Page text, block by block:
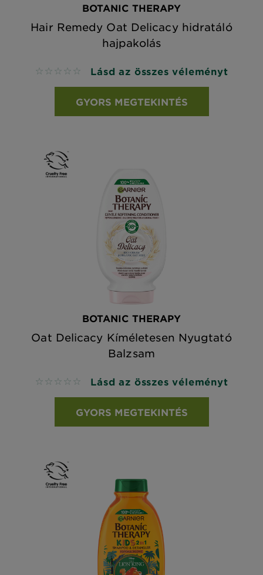
BOTANIC THERAPY
Hair Remedy Oat Delicacy hidratáló
hajpakolás
No reviews Lásd az összes véleményt
GYORS MEGTEKINTÉS
BOTANIC THERAPY
Oat Delicacy Kíméletesen Nyugtató
Balzsam
No reviews Lásd az összes véleményt
GYORS MEGTEKINTÉS